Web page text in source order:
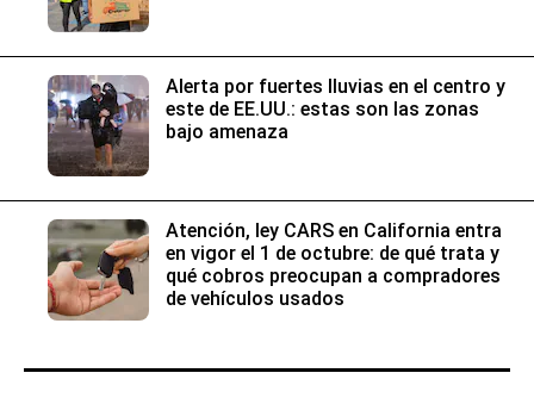
Alerta por fuertes lluvias en el centro y
este de EE.UU.: estas son las zonas
bajo amenaza
Atención, ley CARS en California entra
en vigor el 1 de octubre: de qué trata y
qué cobros preocupan a compradores
de vehículos usados